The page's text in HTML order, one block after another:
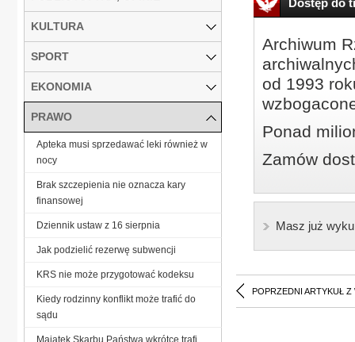
Dostęp do
Archiwum
od 1993
Ponad
Zamów
Masz już
POPRZEDNI ARTYKUŁ Z
KULTURA
SPORT
EKONOMIA
PRAWO
Apteka musi sprzedawać leki również w
nocy
Brak szczepienia nie oznacza kary
finansowej
Dziennik ustaw z 16 sierpnia
Jak podzielić rezerwę subwencji
KRS nie może przygotować kodeksu
Kiedy rodzinny konflikt może trafić do
sądu
Majątek Skarbu Państwa wkrótce trafi